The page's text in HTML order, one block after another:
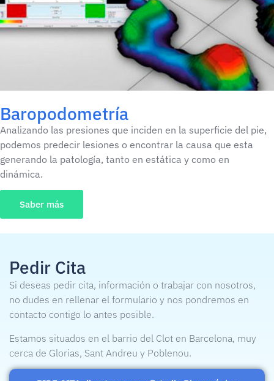
Baropodometría
Analizando las presiones que inciden en la superficie del pie,
podemos predecir lesiones o encontrar la causa que esta
generando la patología, tanto en estática y como en
dinámica.
Saber más
Pedir Cita
Si deseas pedir cita, información o trabajar con nosotros,
no dudes en rellenar el formulario y nos pondremos en
contacto contigo lo antes posible.
Estamos situados en el barrio del Clot en Barcelona, muy
cerca de Glorias, Sant Andreu y Poblenou.